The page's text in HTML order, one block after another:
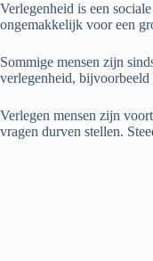
Verlegenheid is een
ongemakkelijk voor een
Sommige mensen zijn
verlegenheid, bijvoorbeeld
Verlegen mensen zijn
vragen durven stellen.